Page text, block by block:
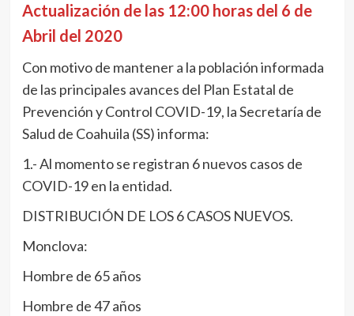
Actualización de las 12:00 horas del 6 de
Abril del 2020
Con motivo de mantener a la población informada
de las principales avances del Plan Estatal de
Prevención y Control COVID-19, la Secretaría de
Salud de Coahuila (SS) informa:
1.- Al momento se registran 6 nuevos casos de
COVID-19 en la entidad.
DISTRIBUCIÓN DE LOS 6 CASOS NUEVOS.
Monclova:
Hombre de 65 años
Hombre de 47 años